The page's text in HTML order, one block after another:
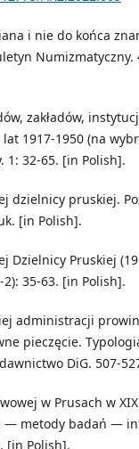
i nie do końca
Numizmatyczny.
zakładów,
1917-1950 (na
1: 32-65. [in Polish].
dzielnicy pruskiej.
[in Polish].
Dzielnicy Pruskiej
35-63. [in Polish].
administracji
pieczęcie.
DiG. 507-
w Prusach w
— metody badań —
[in Polish].